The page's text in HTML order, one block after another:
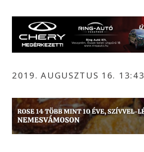
2019. AUGUSZTUS 16. 13:43